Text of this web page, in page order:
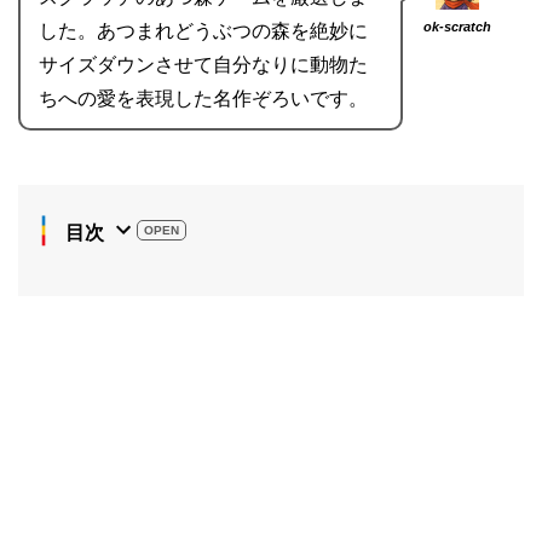
ok-scratch
した。あつまれどうぶつの森を絶妙に
サイズダウンさせて自分なりに動物た
ちへの愛を表現した名作ぞろいです。
目次